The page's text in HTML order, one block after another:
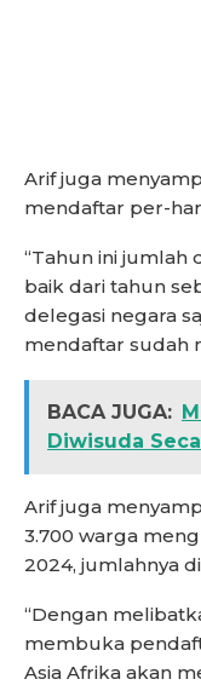
Arif juga
mendaftar per-
“Tahun ini jumlah
baik dari tahun
delegasi negara
mendaftar sudah
BACA JUGA:
Diwisuda
Arif juga
3.700 warga
2024, jumlahnya
“Dengan
membuka
Asia Afrika akan